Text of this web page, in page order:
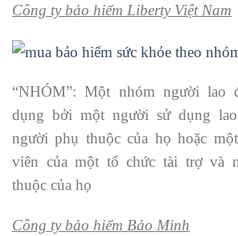
Công ty bảo hiểm Liberty Việt Nam
“NHÓM”: Một nhóm người lao
dụng bởi một người sử dụng
người phụ thuộc của họ hoặc
viên của một tổ chức tài trợ và
thuộc của họ
Công ty bảo hiểm Bảo Minh